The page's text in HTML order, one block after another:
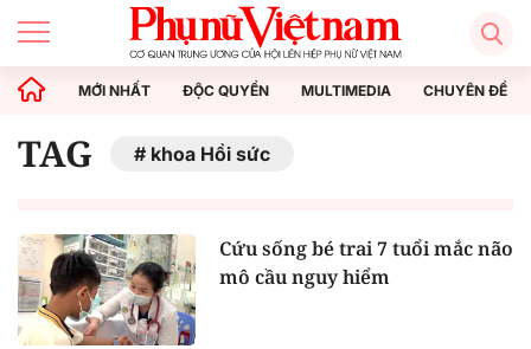
MỚI NHẤT ĐỘC QUYỀN MULTIMEDIA CHUYÊN ĐỀ
TAG khoa Hồi sức
Cứu sống bé trai 7 tuổi mắc não
mô cầu nguy hiểm